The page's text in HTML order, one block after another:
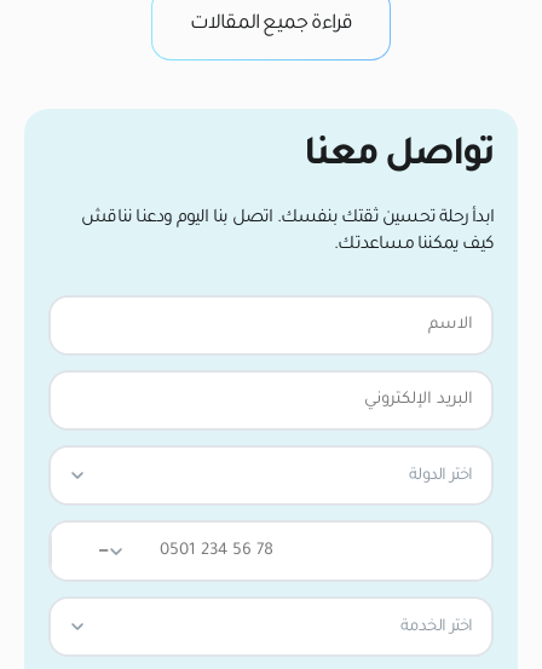
قراءة جميع المقالات
تواصل معنا
ابدأ رحلة تحسين ثقتك بنفسك. اتصل بنا اليوم ودعنا نناقش
كيف يمكننا مساعدتك.
اختر الدولة
—
اختر الخدمة